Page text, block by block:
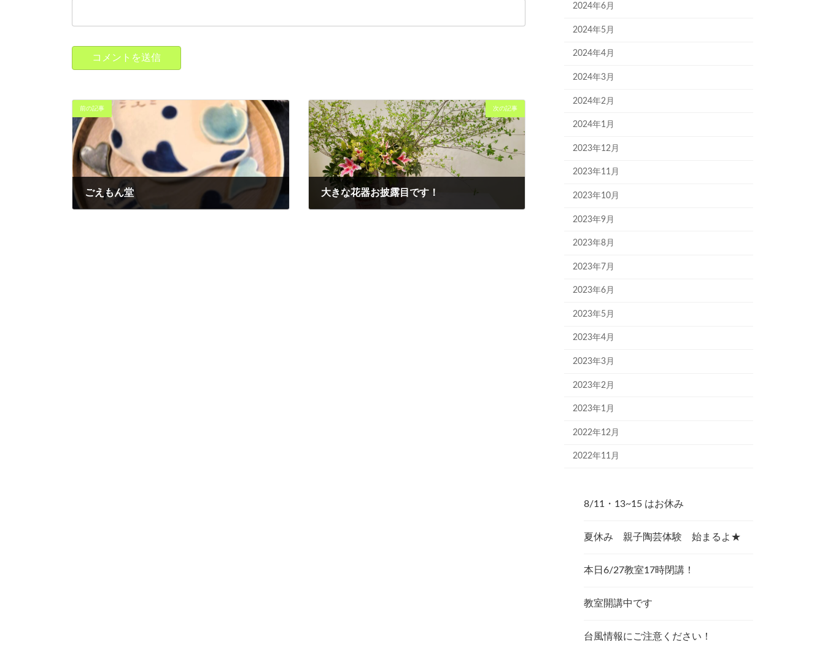
前の記事
ごえもん堂
次の記事
大きな花器お披露目です！
2024年6月
2024年5月
2024年4月
2024年3月
2024年2月
2024年1月
2023年12月
2023年11月
2023年10月
2023年9月
2023年8月
2023年7月
2023年6月
2023年5月
2023年4月
2023年3月
2023年2月
2023年1月
2022年12月
2022年11月
8/11・13~15 はお休み
夏休み 親子陶芸体験 始まるよ★
本日6/27教室17時閉講！
教室開講中です
台風情報にご注意ください！